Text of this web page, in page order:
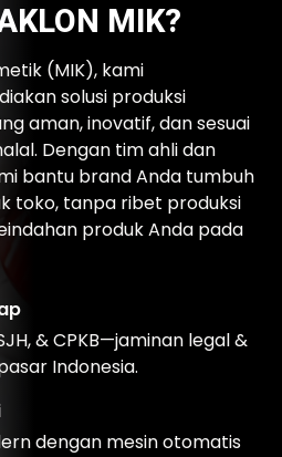
MIK?
(MIK), kami
solusi produksi
aman, inovatif, dan sesuai
Dengan tim ahli dan
bantu brand Anda tumbuh
toko, tanpa ribet produksi
produk Anda pada
& CPKB—jaminan legal &
Indonesia.
dengan mesin otomatis